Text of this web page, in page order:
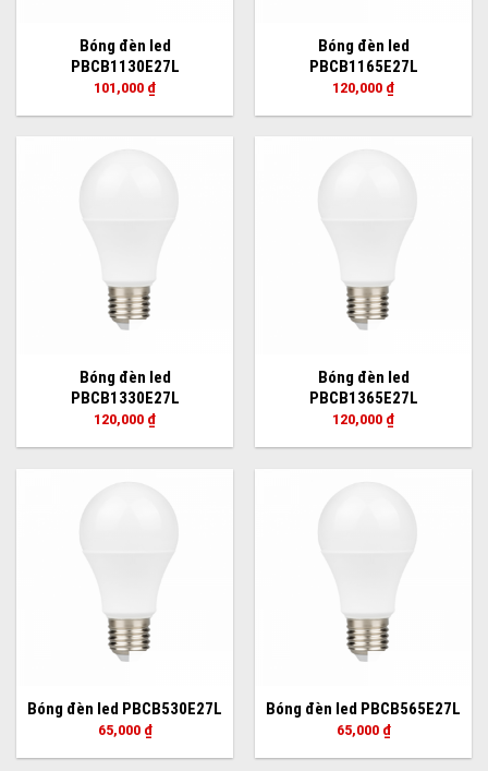
Bóng đèn led
PBCB1130E27L
101,000 ₫
Bóng đèn led
PBCB1165E27L
120,000 ₫
Bóng đèn led
PBCB1330E27L
120,000 ₫
Bóng đèn led
PBCB1365E27L
120,000 ₫
Bóng đèn led PBCB530E27L
65,000 ₫
Bóng đèn led PBCB565E27L
65,000 ₫